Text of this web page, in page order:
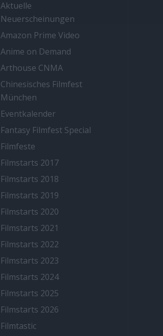
Aktuelle
Neuerscheinungen
Amazon Prime Video
Anime on Demand
Arthouse CNMA
Chinesisches Filmfest
München
Eventkalender
Fantasy Filmfest Special
Filmfeste
Filmstarts 2017
Filmstarts 2018
Filmstarts 2019
Filmstarts 2020
Filmstarts 2021
Filmstarts 2022
Filmstarts 2023
Filmstarts 2024
Filmstarts 2025
Filmstarts 2026
Filmtastic